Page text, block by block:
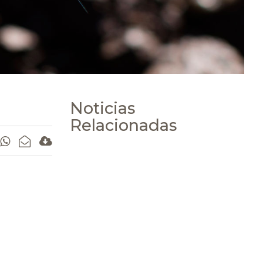
Noticias
Relacionadas